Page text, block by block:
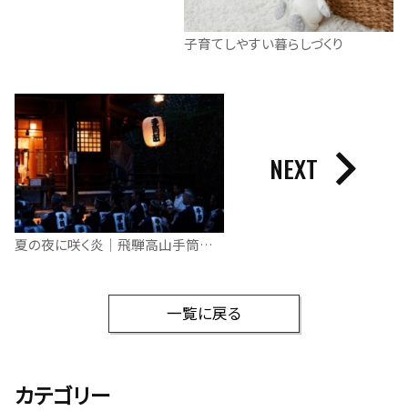
子育てしやすい暮らしづくり
夏の夜に咲く炎｜飛騨高山手筒花火と厄落としの祈り
NEXT
一覧に戻る
カテゴリー